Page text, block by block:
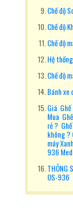
Chế độ
Chế độ
Chế độ
Hệ
Chế độ
Bánh xe
Giá Ghế
Mua
rẻ ?
không ?
máy
936
THÔNG
OS-936